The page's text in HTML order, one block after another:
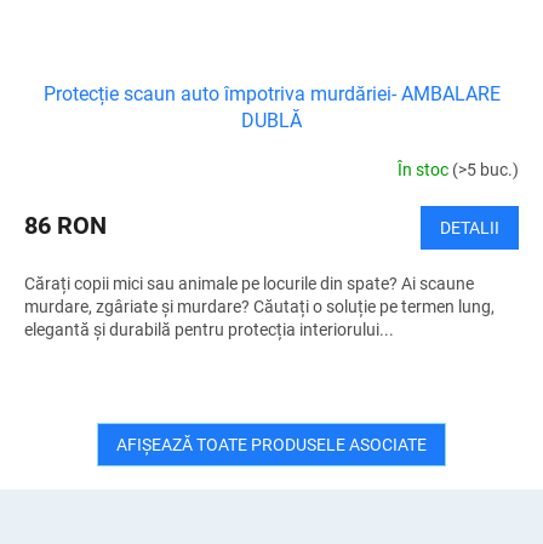
Protecție scaun auto împotriva murdăriei- AMBALARE
DUBLĂ
În stoc (>5 buc.)
86 RON DETALII
Cărați copii mici sau animale pe locurile din spate? Ai scaune
murdare, zgâriate și murdare? Căutați o soluție pe termen lung,
elegantă și durabilă pentru protecția interiorului...
AFIŞEAZĂ TOATE PRODUSELE ASOCIATE